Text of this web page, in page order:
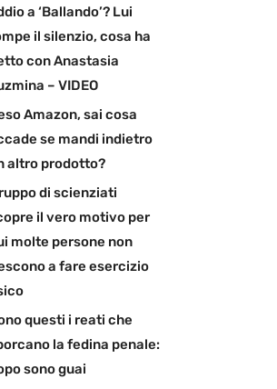
a ‘Ballando’? Lui
il silenzio, cosa ha
con Anastasia
– VIDEO
Amazon, sai cosa
se mandi indietro
altro prodotto?
di scienziati
il vero motivo per
molte persone non
a fare esercizio
questi i reati che
la fedina penale:
sono guai